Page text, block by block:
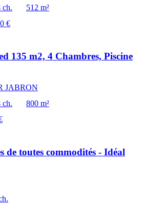
ch.
512 m²
€
135 m2, 4 Chambres, Piscine
JABRON
ch.
800 m²
de toutes commodités - Idéal